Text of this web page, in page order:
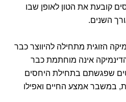
קובעת את הטון לאופן שבו
השנים.
הזוגית מתחילה להיווצר כבר
אינה מוחתמת כבר
שפגשתם בתחילת היחסים
במשבר אמצע החיים ואפילו